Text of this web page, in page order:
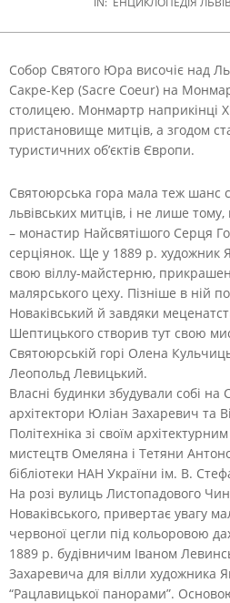
Собор Святого Юра височіє над
Сакре-Кер (Sacre Coeur) на
столицею. Монмартр наприкінці
пристановище митців, а згодом
туристичних об’єктів Європи.
Святоюрська гора мала теж шанс
львівських митців, і не лише
– монастир Найсвятішого Серця
серціянок. Ще у 1889 р. художник
свою віллу-майстерню,
малярського цеху. Пізніше в ній
Новаківський й завдяки
Шептицького створив тут свою
Святоюрській горі Олена
Леопольд Левицький.
Власні будинки збудували собі на
архітектори Юліан Захаревич та
Політехніка зі своїм
мистецтв Омеляна і Тетяни
бібліотеки НАН України ім. В.
На розі вулиць Листопадового
Новаківського, привертає увагу
червоної цегли під кольоровою
1889 р. будівничим Іваном
Захаревича для вілли художника
“Рацлавицької панорами”.